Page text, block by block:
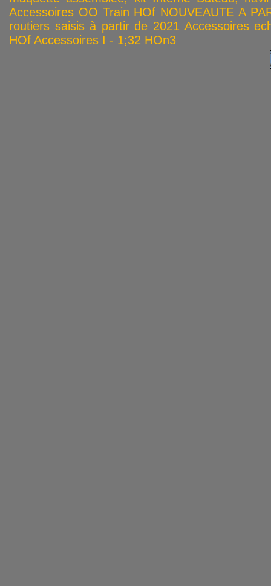
Accessoires OO Train HOf NOUVEAUTE A
routiers saisis à partir de 2021 Accessoires
HOf Accessoires I - 1;32 HOn3